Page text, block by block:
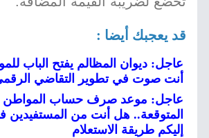
قد يعجبك أيضا :
عاجل: ديوان المظالم يفتح الباب
أنت صوت في تطوير التقاضي
عاجل: موعد صرف حساب المواطن
إليكم طريقة الاستعلام